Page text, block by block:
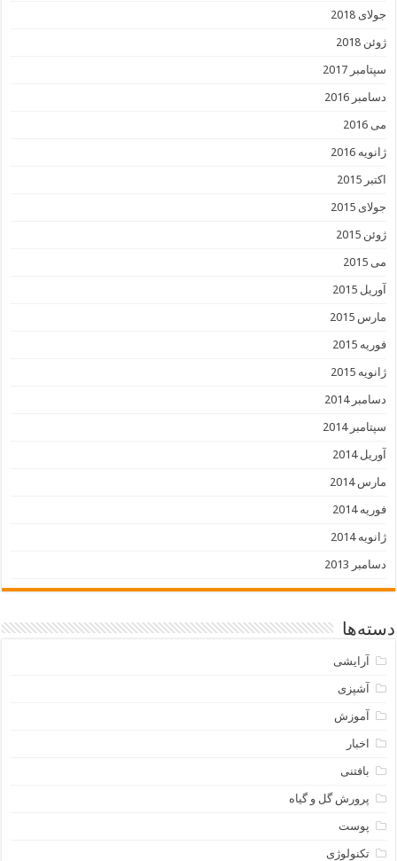
جولای 2018
ژوئن 2018
سپتامبر 2017
دسامبر 2016
می 2016
ژانویه 2016
اکتبر 2015
جولای 2015
ژوئن 2015
می 2015
آوریل 2015
مارس 2015
فوریه 2015
ژانویه 2015
دسامبر 2014
سپتامبر 2014
آوریل 2014
مارس 2014
فوریه 2014
ژانویه 2014
دسامبر 2013
دسته‌ها
آرایشی
آشپزی
آموزش
اخبار
بافتنی
پرورش گل و گیاه
پوست
تکنولوژی